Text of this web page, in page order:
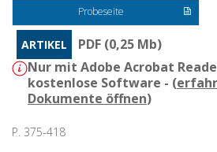
Probeseite
ARTIKEL
PDF (0,25 Mb)
Nur mit Adobe Acrobat
kostenlose Software - (
Dokumente öffnen)
P. 375-418